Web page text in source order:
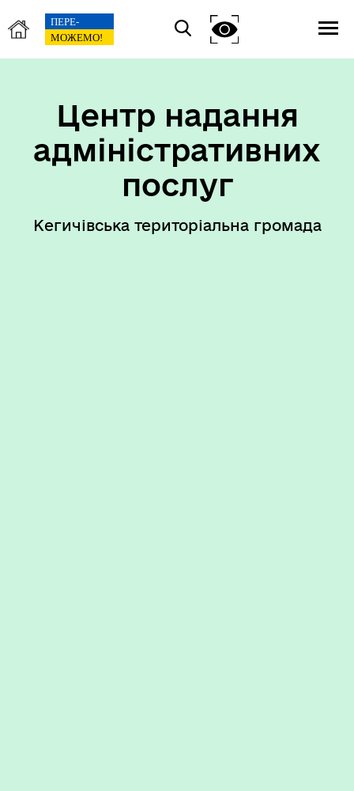
Центр надання
адміністративних
послуг
Кегичівська територіальна громада